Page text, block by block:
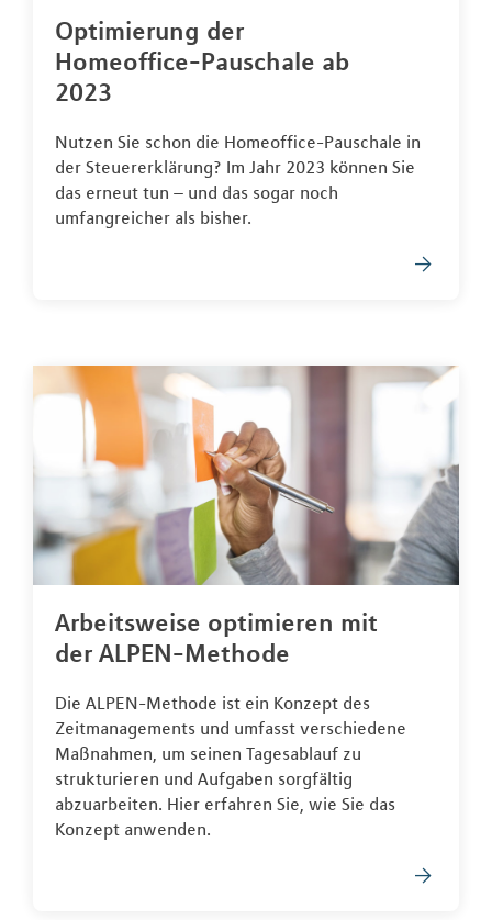
Optimierung der
Homeoffice-Pauschale ab
2023
Nutzen Sie schon die Homeoffice-Pauschale in
der Steuererklärung? Im Jahr 2023 können Sie
das erneut tun – und das sogar noch
umfangreicher als bisher.
Arbeitsweise optimieren mit
der ALPEN-Methode
Die ALPEN-Methode ist ein Konzept des
Zeitmanagements und umfasst verschiedene
Maßnahmen, um seinen Tagesablauf zu
strukturieren und Aufgaben sorgfältig
abzuarbeiten. Hier erfahren Sie, wie Sie das
Konzept anwenden.